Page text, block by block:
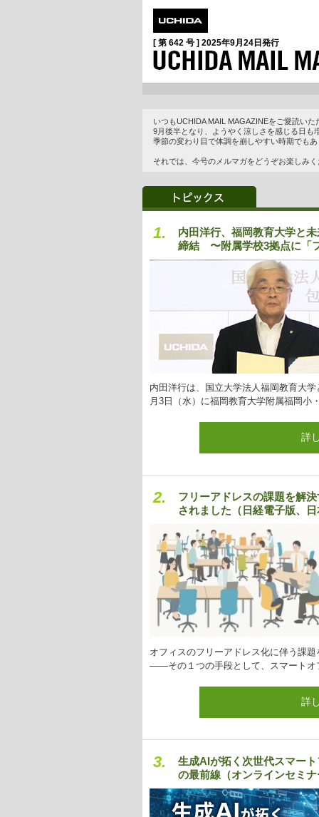
[ 第 642 号 ] 2025年9月24日 発行
いつもUCHIDA MAIL MAGAZINEをご愛読い
9月後半となり、ようやく涼しさを感じる日も
季節の変わり目で体調を崩しやすい時期でも
それでは、今号のメルマガをどうぞお楽しみ
1.
内田洋行、福岡教育大学と
締結 〜附属学校3拠点に「
内田洋行は、国立大学法人福岡教育大
月3日（水）に福岡教育大学附属福岡小
詳
2.
フリーアドレスの課題を解
されました（日経電子版、
オフィスのフリーアドレス化に伴う課
——その１つの手段として、スマートオ
詳
3.
生成AIが拓く次世代スマー
の最前線（オンラインセミ